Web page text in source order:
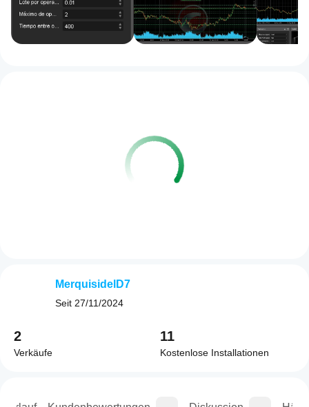
MerquisidelD7
Seit 27/11/2024
2
Verkäufe
11
Kostenlose Installationen